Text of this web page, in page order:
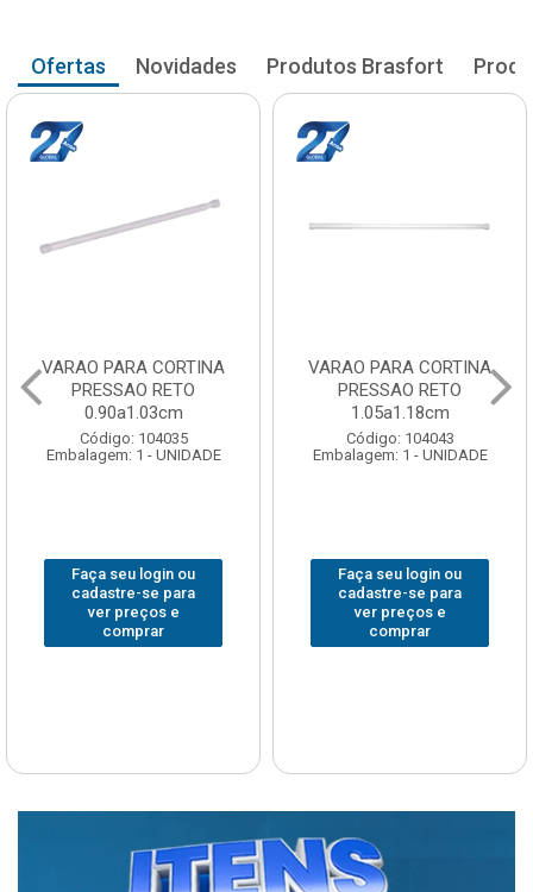
Ofertas Novidades Produtos Brasfort
VARAO PARA CORTINA
PRESSAO RETO
0.90a1.03cm
Código: 104035
Embalagem: 1 - UNIDADE
Faça seu login ou
cadastre-se para
ver preços e
comprar
VARAO PARA CORTINA
PRESSAO RETO
1.05a1.18cm
Código: 104043
Embalagem: 1 - UNIDADE
Faça seu login ou
cadastre-se para
ver preços e
comprar